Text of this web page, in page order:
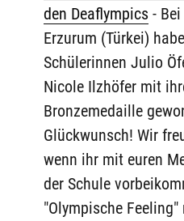
den Deaflympics -
Erzurum (Türkei)
Schülerinnen Julio
Nicole Ilzhöfer mit
Bronzemedaille
Glückwunsch! Wir
wenn ihr mit euren
der Schule
"Olympische